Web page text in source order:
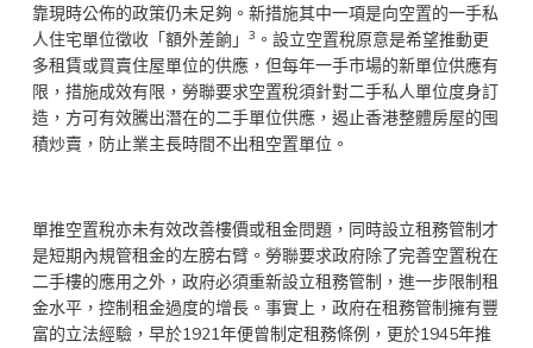
靠現時公佈的政策仍未足夠。新措施其中一項是向空置的一手私
人住宅單位徵收「額外差餉」 3 。設立空置稅原意是希望推動更
多租賃或買賣住屋單位的供應，但每年一手市場的新單位供應有
限，措施成效有限，勞聯要求空置稅須針對二手私人單位度身訂
造，方可有效騰出潛在的二手單位供應，遏止香港整體房屋的囤
積炒賣，防止業主長時間不出租空置單位。
單推空置稅亦未有效改善樓價或租金問題，同時設立租務管制才
是短期內規管租金的左膀右臂。勞聯要求政府除了完善空置稅在
二手樓的應用之外，政府必須重新設立租務管制，進一步限制租
金水平，控制租金過度的增長。事實上，政府在租務管制擁有豐
富的立法經驗，早於1921年便曾制定租務條例，更於1945年推